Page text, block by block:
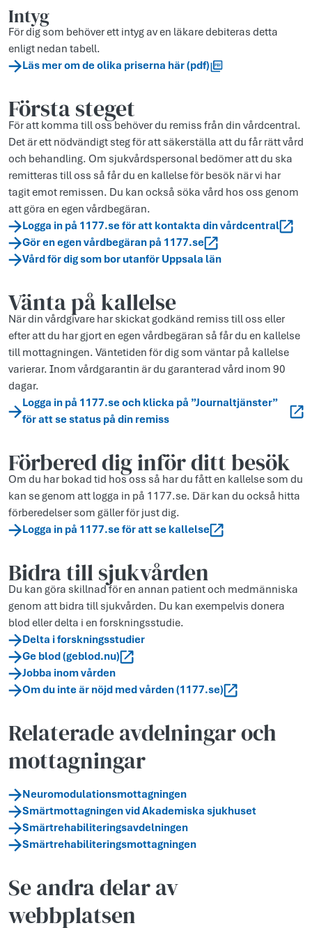
Intyg
För dig som behöver ett intyg av en läkare debiteras detta
enligt nedan tabell.
Läs mer om de olika priserna här (pdf)
Första steget
För att komma till oss behöver du remiss från din vårdcentral.
Det är ett nödvändigt steg för att säkerställa att du får rätt vård
och behandling. Om sjukvårdspersonal bedömer att du ska
remitteras till oss så får du en kallelse för besök när vi har
tagit emot remissen. Du kan också söka vård hos oss genom
att göra en egen vårdbegäran.
Logga in på 1177.se för att kontakta din vårdcentral
Gör en egen vårdbegäran på 1177.se
Vård för dig som bor utanför Uppsala län
Vänta på kallelse
När din vårdgivare har skickat godkänd remiss till oss eller
efter att du har gjort en egen vårdbegäran så får du en kallelse
till mottagningen. Väntetiden för dig som väntar på kallelse
varierar. Inom vårdgarantin är du garanterad vård inom 90
dagar.
Logga in på 1177.se och klicka på ”Journaltjänster”
för att se status på din remiss
Förbered dig inför ditt besök
Om du har bokad tid hos oss så har du fått en kallelse som du
kan se genom att logga in på 1177.se. Där kan du också hitta
förberedelser som gäller för just dig.
Logga in på 1177.se för att se kallelse
Bidra till sjukvården
Du kan göra skillnad för en annan patient och medmänniska
genom att bidra till sjukvården. Du kan exempelvis donera
blod eller delta i en forskningsstudie.
Delta i forskningsstudier
Ge blod (geblod.nu)
Jobba inom vården
Om du inte är nöjd med vården (1177.se)
Relaterade avdelningar och
mottagningar
Neuromodulationsmottagningen
Smärtmottagningen vid Akademiska sjukhuset
Smärtrehabiliteringsavdelningen
Smärtrehabiliteringsmottagningen
Se andra delar av
webbplatsen